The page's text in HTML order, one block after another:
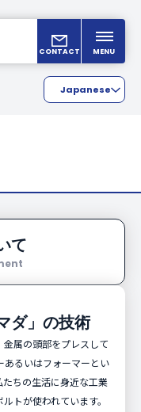
CONTACT MENU
Japanese
て
ダ」の技術
属の頭部をプレスして
あるいはフォーマーとい
ちの生活に身近な工業
トが使われています。